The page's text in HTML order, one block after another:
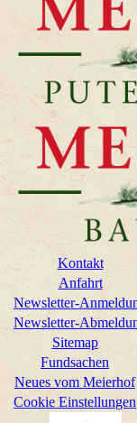
Kontakt
Anfahrt
Newsletter-
Newsletter-
Sitemap
Fundsachen
Neues vom Meierhof
Cookie Einstellungen